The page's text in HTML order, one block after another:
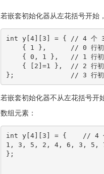
若嵌套初始化器从左花括号开始
int y[4] [ 3 ] = {
// 4 个 3
{
1 } ,
// 0 行
{ 0 , 1 } ,
// 1 行
{
[ 2 ] =1 } ,
// 2 行
} ; // 3 行
若嵌套初始化器不从左花括号开
数组元素：
int y[4] [ 3 ] = {
// 4
1 , 3 , 5 , 2 , 4, 6 , 3 , 5 ,
} ;